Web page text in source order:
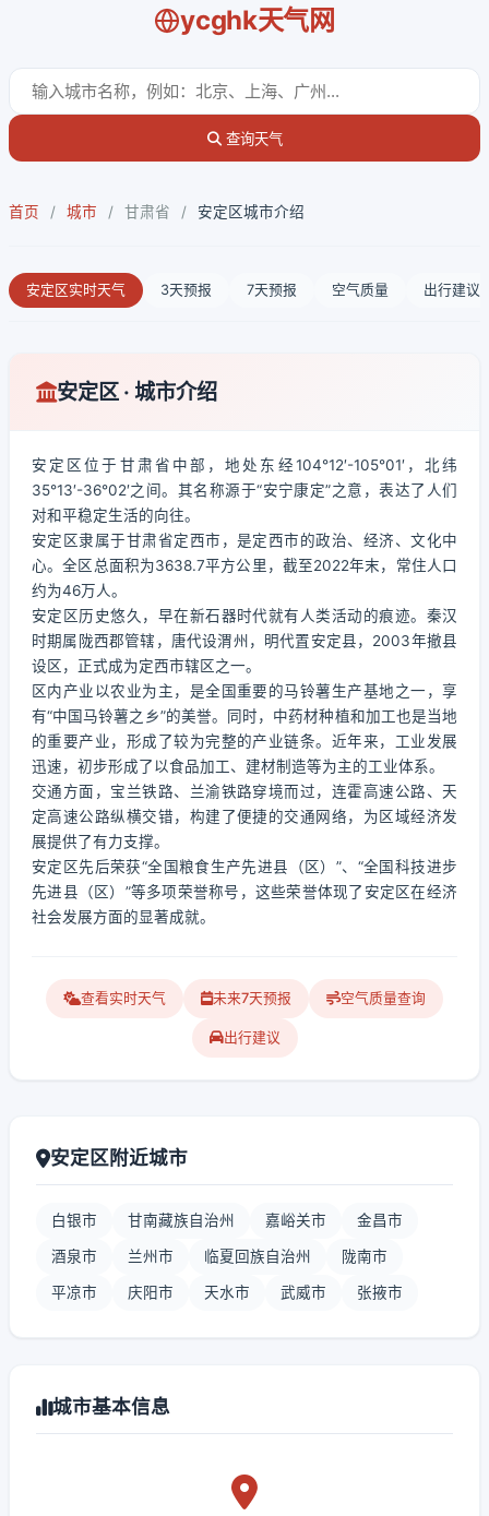
ycghk天气网
查询天气
首页 / 城市 / 甘肃省 / 安定区城市介绍
安定区实时天气 3天预报 7天预报 空气质量 出行建议
安定区 · 城市介绍
安定区位于甘肃省中部，地处东经104°12′-105°01′，北纬
35°13′-36°02′之间。其名称源于“安宁康定”之意，表达了人们
对和平稳定生活的向往。
安定区隶属于甘肃省定西市，是定西市的政治、经济、文化中
心。全区总面积为3638.7平方公里，截至2022年末，常住人口
约为46万人。
安定区历史悠久，早在新石器时代就有人类活动的痕迹。秦汉
时期属陇西郡管辖，唐代设渭州，明代置安定县，2003年撤县
设区，正式成为定西市辖区之一。
区内产业以农业为主，是全国重要的马铃薯生产基地之一，享
有“中国马铃薯之乡”的美誉。同时，中药材种植和加工也是当地
的重要产业，形成了较为完整的产业链条。近年来，工业发展
迅速，初步形成了以食品加工、建材制造等为主的工业体系。
交通方面，宝兰铁路、兰渝铁路穿境而过，连霍高速公路、天
定高速公路纵横交错，构建了便捷的交通网络，为区域经济发
展提供了有力支撑。
安定区先后荣获“全国粮食生产先进县（区）”、“全国科技进步
先进县（区）”等多项荣誉称号，这些荣誉体现了安定区在经济
社会发展方面的显著成就。
查看实时天气 未来7天预报 空气质量查询
出行建议
安定区附近城市
白银市 甘南藏族自治州 嘉峪关市 金昌市
酒泉市 兰州市 临夏回族自治州 陇南市
平凉市 庆阳市 天水市 武威市 张掖市
城市基本信息